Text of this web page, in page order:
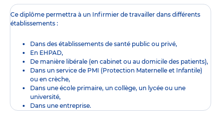
Ce diplôme permettra à un Infirmier de travailler dans différents
établissements :
Dans des établissements de santé public ou privé,
En EHPAD,
De manière libérale (en cabinet ou au domicile des patients),
Dans un service de PMI (Protection Maternelle et Infantile)
ou en crèche,
Dans une école primaire, un collège, un lycée ou une
université,
Dans une entreprise.